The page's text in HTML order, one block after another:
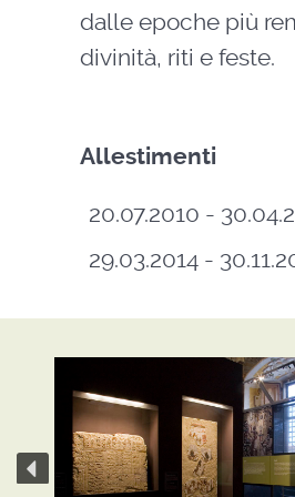
dalle epoche più
divinità, riti e feste.
Allestimenti
20.07.2010 -
29.03.2014 -